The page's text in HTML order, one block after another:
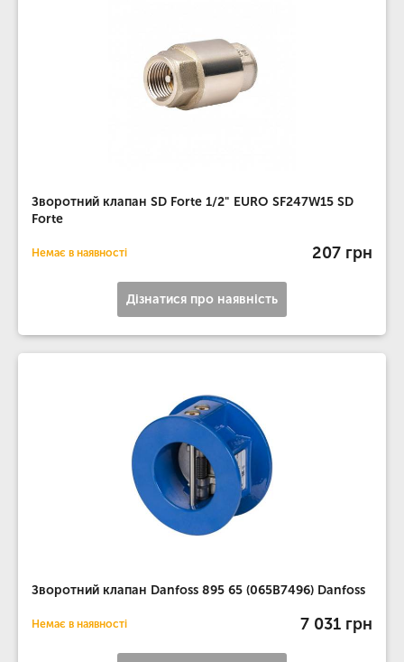
Зворотний клапан SD Forte 1/2" EURO SF247W15 SD
Forte
Немає в наявності 207 грн
Дізнатися про наявність
Зворотний клапан Danfoss 895 65 (065B7496) Danfoss
Немає в наявності 7 031 грн